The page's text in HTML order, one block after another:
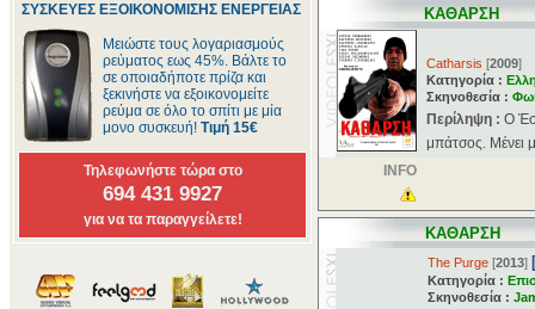
ΣΥΣΚΕΥΕΣ ΕΞΟΙΚΟΝΟΜΙΣΗΣ ΕΝΕΡΓΕΙΑΣ
Μειώστε τους λογαριασμούς
ρεύματος εως 45%. Βάλτε το
σε οποιαδήποτε πρίζα και
ξεκινήστε να εξοικονομείτε
ρεύμα σε όλο το σπίτι με μία
μονο συσκευή! Τιμή 15€
Τηλεφωνήστε τώρα στο
694 431 9927
για να τα παραγγείλετε!
ΚΑΘΑΡΣΗ
Catharsis [2009]
Κατηγορία :
Σκηνοθεσία :
Περίληψη : O
μπάτσος. Μένει
INFO
ΚΑΘΑΡΣΗ
The Purge [2013]
Κατηγορία :
Σκηνοθεσία :